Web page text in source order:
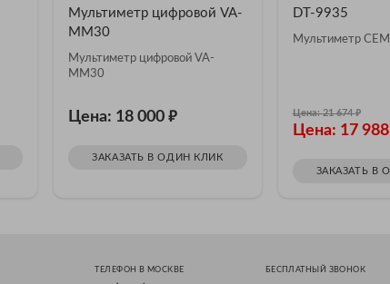
Мультиметр цифровой VA-
MM30
Мультиметр цифровой VA-
MM30
Цена: 18 000₽
ЗАКАЗАТЬ В ОДИН КЛИК
DT-9935
Мультиметр
Цена: 21 674₽
Цена: 17 988
ЗАКАЗАТЬ В
ТЕЛЕФОН В МОСКВЕ БЕСПЛАТНЫЙ ЗВОНОК